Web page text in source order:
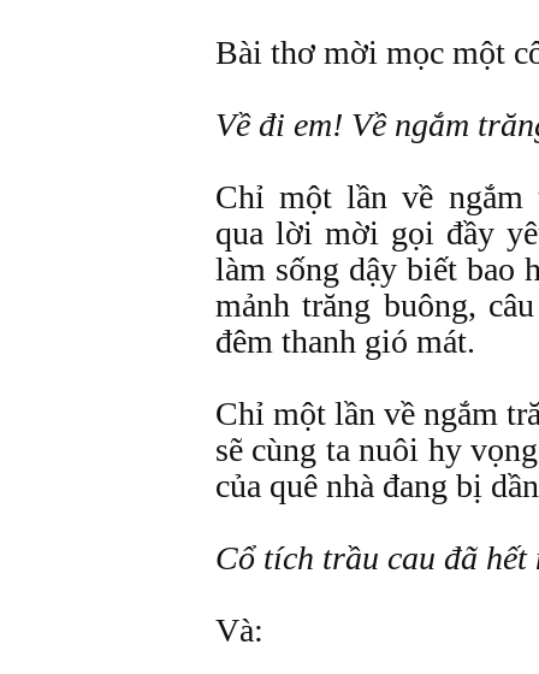
Bài thơ mời mọc một
Về đi em! Về ngắm
Chỉ một lần về ngắm
qua lời mời gọi đầy
làm sống dậy biết bao
mảnh trăng buông,
đêm thanh gió mát.
Chỉ một lần về ngắm
sẽ cùng ta nuôi hy
của quê nhà đang bị
Cổ tích trầu cau đã
Và: